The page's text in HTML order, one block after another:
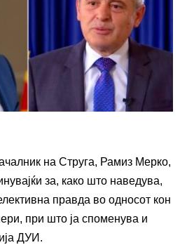
на Струга, Рамиз Мерко,
за, како што наведува,
правда во односот кон
при што ја споменува и
ДУИ.